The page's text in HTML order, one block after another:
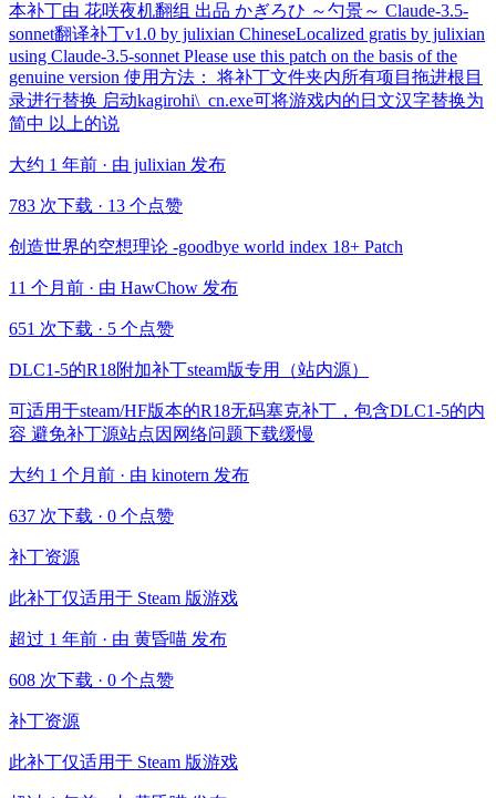
本补丁由 花咲夜机翻组 出品 かぎろひ ～勺景～ Claude-3.5-
sonnet翻译补丁v1.0 by julixian ChineseLocalized gratis by julixian
using Claude-3.5-sonnet Please use this patch on the basis of the
genuine version 使用方法： 将补丁文件夹内所有项目拖进根目
录进行替换 启动kagirohi\_cn.exe可将游戏内的日文汉字替换为
简中 以上的说
大约 1 年前 · 由 julixian 发布
783 次下载 · 13 个点赞
创造世界的空想理论 -goodbye world index 18+ Patch
11 个月前 · 由 HawChow 发布
651 次下载 · 5 个点赞
DLC1-5的R18附加补丁steam版专用（站内源）
可适用于steam/HF版本的R18无码塞克补丁，包含DLC1-5的内
容 避免补丁源站点因网络问题下载缓慢
大约 1 个月前 · 由 kinotern 发布
637 次下载 · 0 个点赞
补丁资源
此补丁仅适用于 Steam 版游戏
超过 1 年前 · 由 黄昏喵 发布
608 次下载 · 0 个点赞
补丁资源
此补丁仅适用于 Steam 版游戏